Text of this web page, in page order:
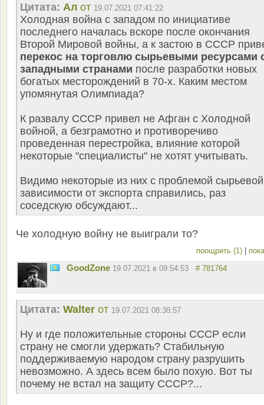
Цитата: Ал от 19.07.2021 07:41:22
Холодная война с западом по инициативе
последнего началась вскоре после окончания
Второй Мировой войны, а к застою в СССР
перекос на торговлю сырьевыми ресурсами
западными странами после разработки новых
богатых месторождений в 70-х. Каким местом
упомянутая Олимпиада?
К развалу СССР привел не Афган с Холодной
войной, а безграмотно и противоречиво
проведенная перестройка, влияние которой
некоторые "специалисты" не хотят учитывать.
Видимо некоторые из них с проблемой сырьевой
зависимости от экспорта справились, раз
соседскую обсуждают...
Че холодную войну не выиграли то?
поощрить (1) |
GoodZone 19.07.2021 в 09:54:53 # 781764
Цитата: Walter от 19.07.2021 08:38:57
Ну и где положительные стороны СССР если
страну не смогли удержать? Стабильную
поддерживаемую народом страну разрушить
невозможно. А здесь всем было похую. Вот ты
почему не встал на защиту СССР?...